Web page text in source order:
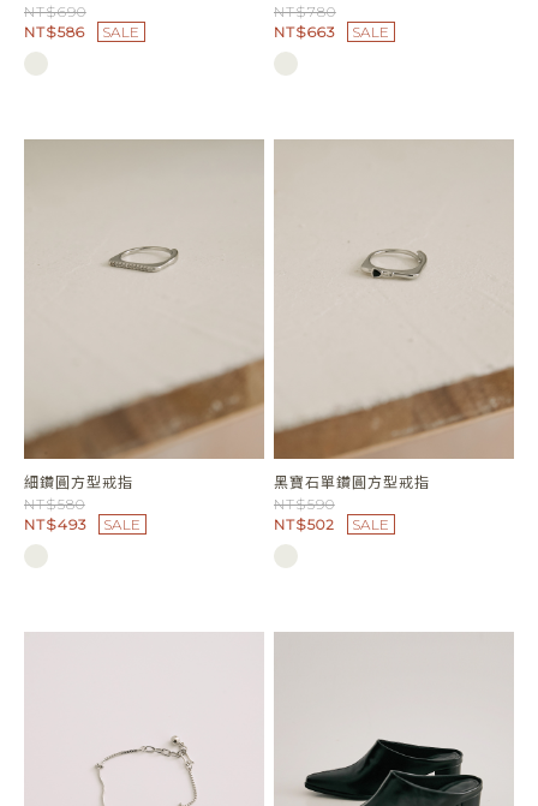
NT$690
NT$586
SALE
NT$780
NT$663
SALE
細鑽圓方型戒指
NT$580
NT$493
SALE
黑寶石單鑽圓方型戒指
NT$590
NT$502
SALE